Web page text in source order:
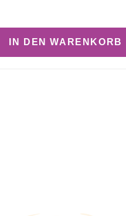
IN DEN WARENKORB